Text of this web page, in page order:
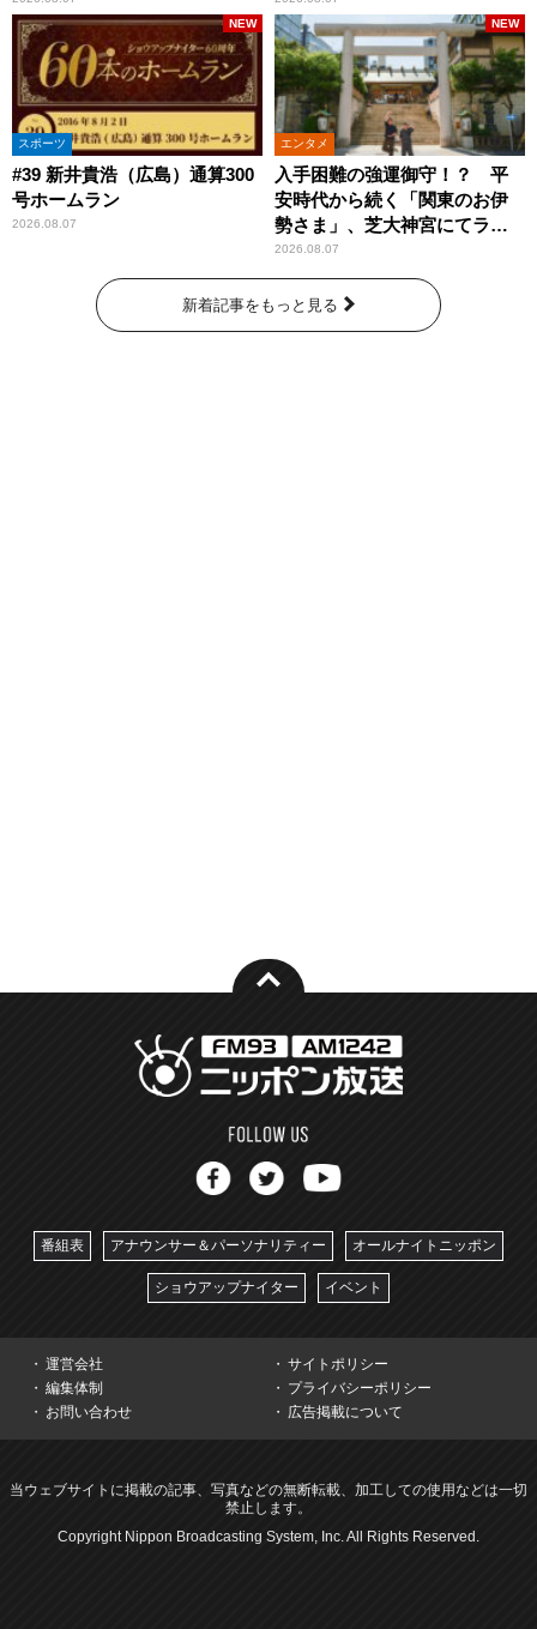
スポーツ
#39 新井貴浩（広島）通算300
号ホームラン
2026.08.07
NEW
エンタメ
入手困難の強運御守！？ 平
安時代から続く「関東のお伊
勢さま」、芝大神宮にてラン
パンプスが合格祈願！
2026.08.07
NEW
新着記事をもっと見る
番組表 アナウンサー＆パーソナリティー オールナイトニッポン
ショウアップナイター イベント
運営会社
サイトポリシー
編集体制
プライバシーポリシー
お問い合わせ
広告掲載について
当ウェブサイトに掲載の記事、写真などの無断転載、加工しての使用などは一切
禁止します。
Copyright Nippon Broadcasting System, Inc. All Rights Reserved.